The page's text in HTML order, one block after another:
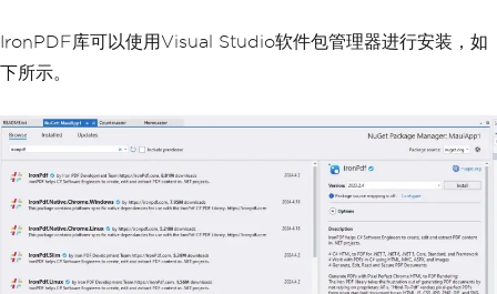
IronPDF库可以使用Visual Studio软件包管理器进行安装，如
下所示。